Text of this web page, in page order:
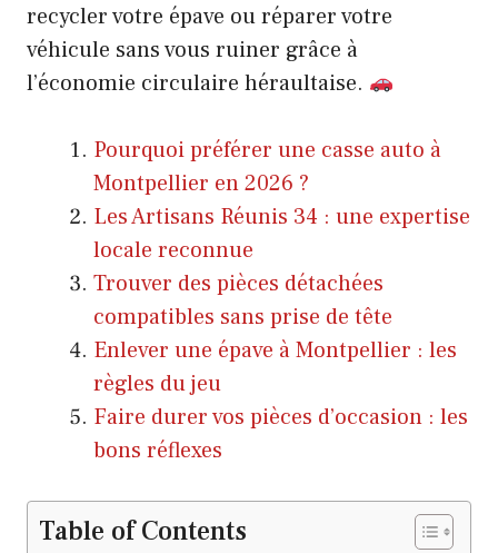
recycler votre épave ou réparer votre
véhicule sans vous ruiner grâce à
l’économie circulaire héraultaise.
Pourquoi préférer une casse auto à
Montpellier en 2026 ?
Les Artisans Réunis 34 : une expertise
locale reconnue
Trouver des pièces détachées
compatibles sans prise de tête
Enlever une épave à Montpellier : les
règles du jeu
Faire durer vos pièces d’occasion : les
bons réflexes
Table of Contents